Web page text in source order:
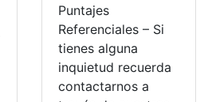
Puntajes
Referenciales – Si
tienes alguna
inquietud recuerda
contactarnos a